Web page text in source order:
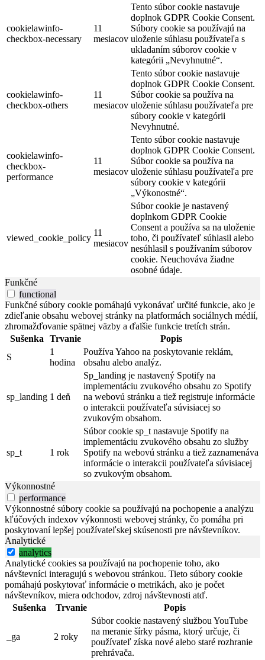
cookielawinfo-
checkbox-necessary
11
mesiacov
Tento súbor cookie nastavuje
doplnok GDPR Cookie Consent.
Súbory cookie sa používajú na
uloženie súhlasu používateľa s
ukladaním súborov cookie v
kategórii „Nevyhnutné“.
cookielawinfo-
checkbox-others
11
mesiacov
Tento súbor cookie nastavuje
doplnok GDPR Cookie Consent.
Súbor cookie sa používa na
uloženie súhlasu používateľa pre
súbory cookie v kategórii
Nevyhnutné.
cookielawinfo-
checkbox-
performance
11
mesiacov
Tento súbor cookie nastavuje
doplnok GDPR Cookie Consent.
Súbor cookie sa používa na
uloženie súhlasu používateľa pre
súbory cookie v kategórii
„Výkonostné“.
viewed_cookie_policy
11
mesiacov
Súbor cookie je nastavený
doplnkom GDPR Cookie
Consent a používa sa na uloženie
toho, či používateľ súhlasil alebo
nesúhlasil s používaním súborov
cookie. Neuchováva žiadne
osobné údaje.
Funkčné
functional
Funkčné súbory cookie pomáhajú vykonávať určité funkcie, ako je
zdieľanie obsahu webovej stránky na platformách sociálnych médií,
zhromažďovanie spätnej väzby a ďalšie funkcie tretích strán.
Sušenka Trvanie
Popis
S
1
hodina
Používa Yahoo na poskytovanie reklám,
obsahu alebo analýz.
sp_landing 1 deň
Sp_landing je nastavený Spotify na
implementáciu zvukového obsahu zo Spotify
na webovú stránku a tiež registruje informácie
o interakcii používateľa súvisiacej so
zvukovým obsahom.
sp_t 1 rok
Súbor cookie sp_t nastavuje Spotify na
implementáciu zvukového obsahu zo služby
Spotify na webovú stránku a tiež zaznamenáva
informácie o interakcii používateľa súvisiacej
so zvukovým obsahom.
Výkonnostné
performance
Výkonnostné súbory cookie sa používajú na pochopenie a analýzu
kľúčových indexov výkonnosti webovej stránky, čo pomáha pri
poskytovaní lepšej používateľskej skúsenosti pre návštevníkov.
Analytické
analytics
Analytické cookies sa používajú na pochopenie toho, ako
návštevníci interagujú s webovou stránkou. Tieto súbory cookie
pomáhajú poskytovať informácie o metrikách, ako je počet
návštevníkov, miera odchodov, zdroj návštevnosti atď.
Sušenka
Trvanie Popis
_ga 2 roky
Súbor cookie nastavený službou YouTube
na meranie šírky pásma, ktorý určuje, či
používateľ získa nové alebo staré rozhranie
prehrávača.